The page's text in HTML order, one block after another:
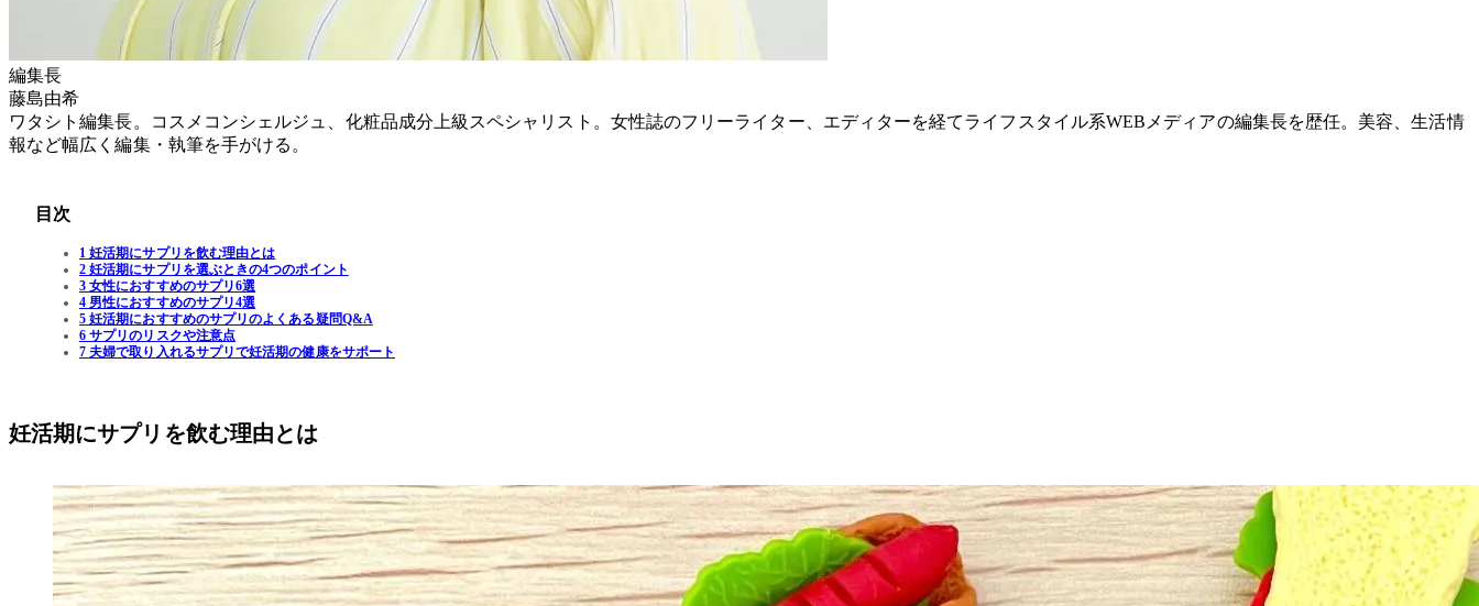
編集長
藤島由希
ワタシト編集長。コスメコンシェルジュ、化粧品成分上級スペシャリスト。女性誌のフリーライター、エディターを経てライフスタイル系WEBメディアの編集長を歴任。美容、生活情
報など幅広く編集・執筆を手がける。
目次
1 妊活期にサプリを飲む理由とは
2 妊活期にサプリを選ぶときの4つのポイント
3 女性におすすめのサプリ6選
4 男性におすすめのサプリ4選
5 妊活期におすすめのサプリのよくある疑問Q&A
6 サプリのリスクや注意点
7 夫婦で取り入れるサプリで妊活期の健康をサポート
妊活期にサプリを飲む理由とは